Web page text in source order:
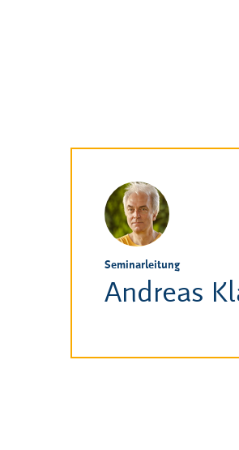
1. Solo-Cellist im Brandenburgischen
Theater der Stadt Senftenberg und an
den Landesbühnen Sachsen (Dresden)
tätig. Seit 1996 arbeitet er als
freischaffender Musiker und
Musiklehrer im Raum Hamburg. Neben
dem Cellospiel widmet er sich auch
dem Dirigieren. Er leitet verschiedene
Ensemblekurse in ganz Deutschland.
Seminarleitung
Andreas